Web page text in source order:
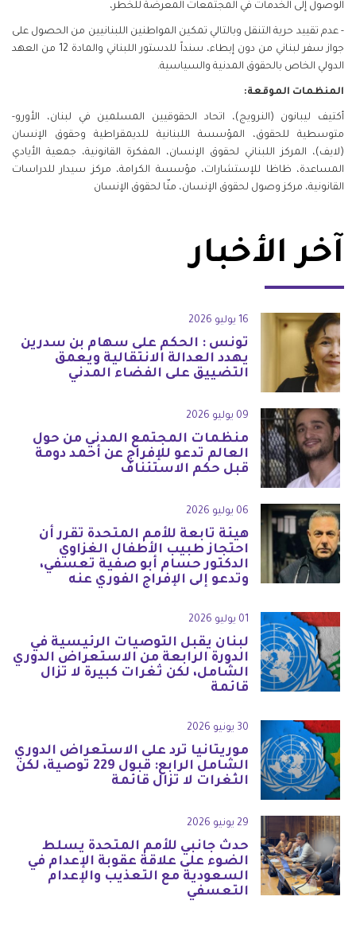
الوصول إلى الخدمات في المجتمعات المعرضة للخطر،
- عدم تقييد حرية التنقل وبالتالي تمكين المواطنين اللبنانيين من الحصول على
جواز سفر لبناني من دون إبطاء، سنداً للدستور اللبناني والمادة 12 من العهد
الدولي الخاص بالحقوق المدنية والسياسية.
المنظمات الموقعة:
أكتيف ليبانون (النرويج)، اتحاد الحقوقيين المسلمين في لبنان، الأورو-
متوسطية للحقوق، المؤسسة اللبنانية للديمقراطية وحقوق الإنسان
(لايف)، المركز اللبناني لحقوق الإنسان، المفكرة القانونية، جمعية الأيادي
المساعدة، ظاظا للإستشارات، مؤسسة الكرامة، مركز سيدار للدراسات
القانونية، مركز وصول لحقوق الإنسان، منّا لحقوق الإنسان
آخر الأخبار
16 يوليو 2026
تونس : الحكم على سهام بن سدرين
يهدد العدالة الانتقالية ويعمق
التضييق على الفضاء المدني
09 يوليو 2026
منظمات المجتمع المدني من حول
العالم تدعو للإفراج عن أحمد دومة
قبل حكم الاستئناف
06 يوليو 2026
هيئة تابعة للأمم المتحدة تقرر أن
احتجاز طبيب الأطفال الغزاوي
الدكتور حسام أبو صفية تعسفي،
وتدعو إلى الإفراج الفوري عنه
01 يوليو 2026
لبنان يقبل التوصيات الرئيسية في
الدورة الرابعة من الاستعراض الدوري
الشامل، لكن ثغرات كبيرة لا تزال
قائمة
30 يونيو 2026
موريتانيا ترد على الاستعراض الدوري
الشامل الرابع: قبول 229 توصية، لكن
الثغرات لا تزال قائمة
29 يونيو 2026
حدث جانبي للأمم المتحدة يسلط
الضوء على علاقة عقوبة الإعدام في
السعودية مع التعذيب والإعدام
التعسفي